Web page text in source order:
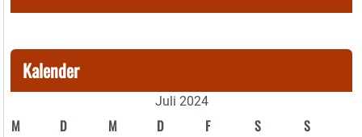
Kalender
Juli 2024
M D M D F S S